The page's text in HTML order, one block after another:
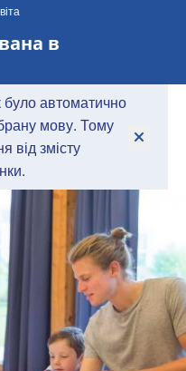
в
було автоматично
мову. Тому
від змісту